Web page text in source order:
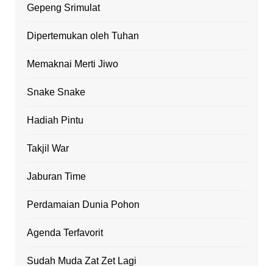
Gepeng Srimulat
Dipertemukan oleh Tuhan
Memaknai Merti Jiwo
Snake Snake
Hadiah Pintu
Takjil War
Jaburan Time
Perdamaian Dunia Pohon
Agenda Terfavorit
Sudah Muda Zat Zet Lagi